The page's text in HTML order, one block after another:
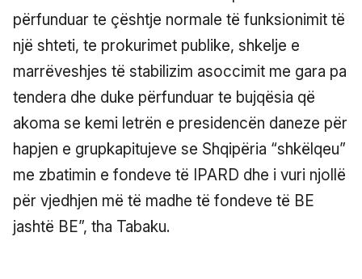
përfunduar te çështje normale të funksionimit të
një shteti, te prokurimet publike, shkelje e
marrëveshjes të stabilizim asoccimit me gara pa
tendera dhe duke përfunduar te bujqësia që
akoma se kemi letrën e presidencën daneze për
hapjen e grupkapitujeve se Shqipëria “shkëlqeu”
me zbatimin e fondeve të IPARD dhe i vuri njollë
për vjedhjen më të madhe të fondeve të BE
jashtë BE”, tha Tabaku.